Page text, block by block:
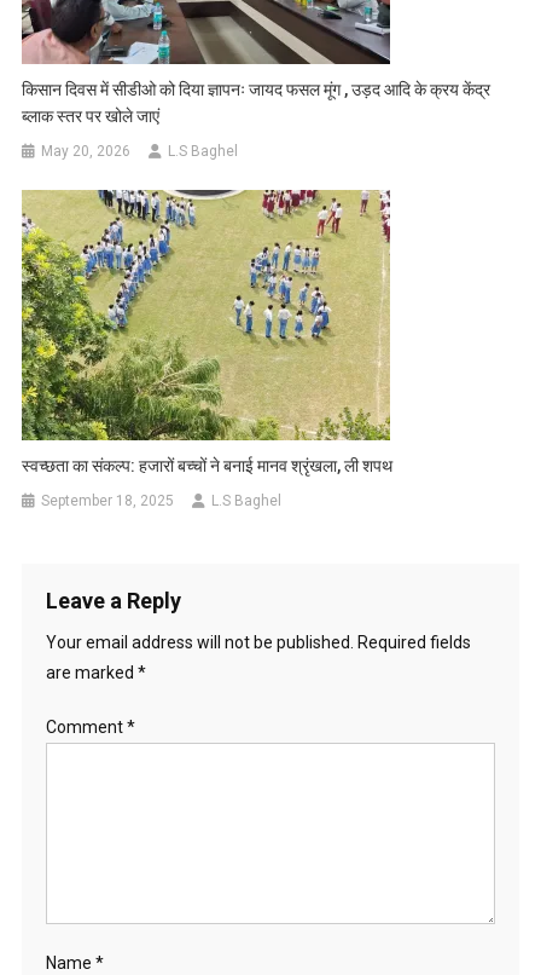
किसान दिवस में सीडीओ को दिया ज्ञापनः जायद फसल मूंग , उड़द आदि के क्रय केंद्र
ब्लाक स्तर पर खोले जाएं
May 20, 2026 L.S Baghel
स्वच्छता का संकल्प: हजारों बच्चों ने बनाई मानव श्रृंखला, ली शपथ
September 18, 2025 L.S Baghel
Leave a Reply
Your email address will not be published.
Required fields
are marked *
Comment*
Name *